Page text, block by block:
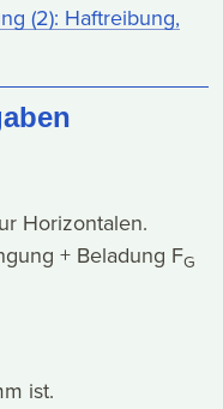
(2): Haftreibung,
Horizontalen.
+ Beladung FG
ist.